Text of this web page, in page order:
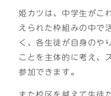
姫カツは、中学生がこ
えられた枠組みの中で
く、各生徒が自身のや
ことを主体的に考え、
参加できます。